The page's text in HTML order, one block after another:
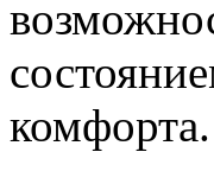
комфорта.